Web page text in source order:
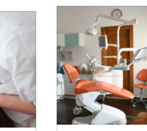
besvären släpper. Där
någonstans uppstår ofta
intresset för osteopati.